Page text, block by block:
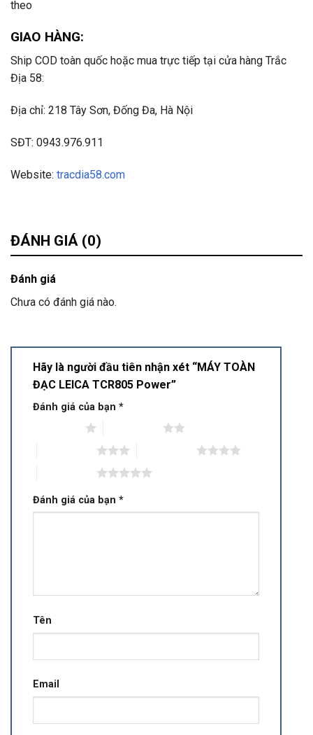
theo
GIAO HÀNG:
Ship COD toàn quốc hoặc mua trực tiếp tại cửa hàng Trắc
Địa 58:
Địa chỉ: 218 Tây Sơn, Đống Đa, Hà Nội
SĐT: 0943.976.911
Website: tracdia58.com
ĐÁNH GIÁ (0)
Đánh giá
Chưa có đánh giá nào.
Hãy là người đầu tiên nhận xét “MÁY TOÀN
ĐẠC LEICA TCR805 Power”
Đánh giá của bạn *
Đánh giá của bạn *
Tên
Email